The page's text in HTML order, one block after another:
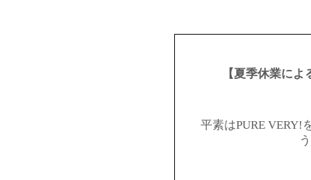
【夏季休業に
平素はPURE VERY!